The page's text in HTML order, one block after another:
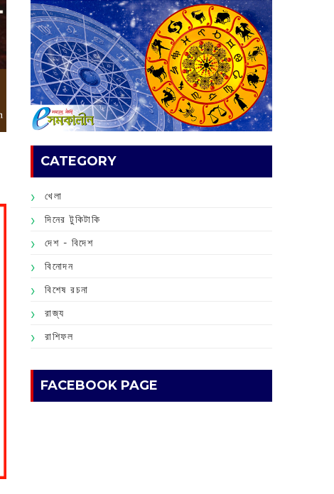
CATEGORY
খেলা
দিনের টুকিটাকি
দেশ - বিদেশ
বিনোদন
বিশেষ রচনা
রাজ্য
রাশিফল
FACEBOOK PAGE